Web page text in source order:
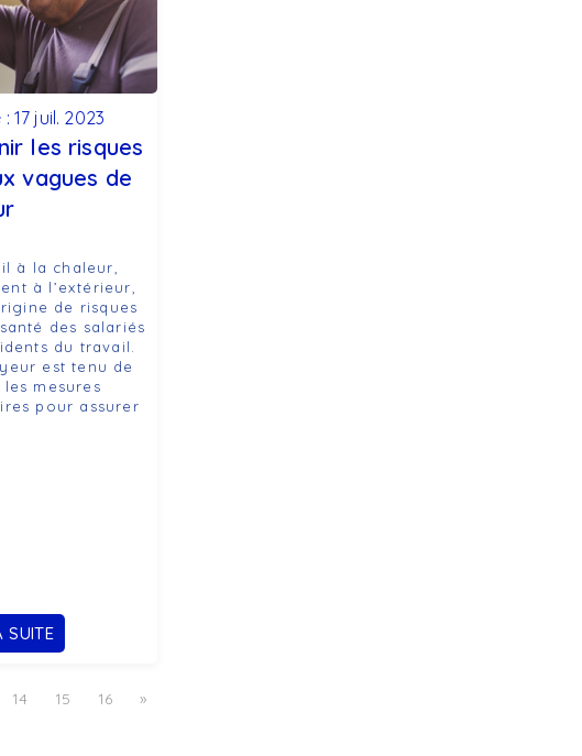
17 juil. 2023
les risques
vagues de
à la chaleur,
à l’extérieur,
de risques
des salariés
du travail.
est tenu de
mesures
pour assurer
SUITE
14 15 16 »